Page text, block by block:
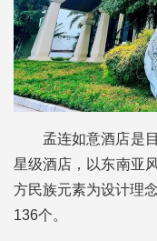
孟连如意酒店是
星级酒店，以东南亚
方民族元素为设计理
136个。